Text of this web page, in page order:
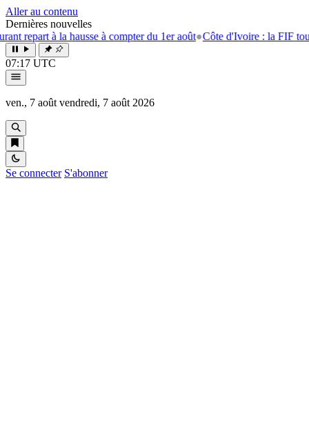
Aller au contenu
Dernières nouvelles
la hausse à compter du 1er août●Côte d'Ivoire : la FIF tourne la page
07:17 UTC
ven., 7 août vendredi, 7 août 2026
Se connecter S'abonner